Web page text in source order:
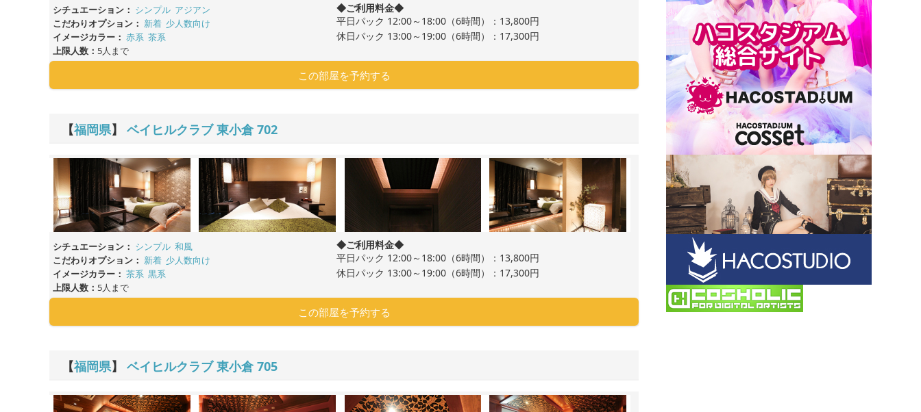
シチュエーション： シンプル アジアン
こだわりオプション： 新着 少人数向け
イメージカラー： 赤系 茶系
上限人数： 5人まで
◆ご利用料金◆
平日パック 12:00～18:00（6時間）：13,800円
休日パック 13:00～19:00（6時間）：17,300円
この部屋を予約する
【福岡県】 ベイヒルクラブ 東小倉 702
シチュエーション： シンプル 和風
こだわりオプション： 新着 少人数向け
イメージカラー： 茶系 黒系
上限人数： 5人まで
◆ご利用料金◆
平日パック 12:00～18:00（6時間）：13,800円
休日パック 13:00～19:00（6時間）：17,300円
この部屋を予約する
【福岡県】 ベイヒルクラブ 東小倉 705